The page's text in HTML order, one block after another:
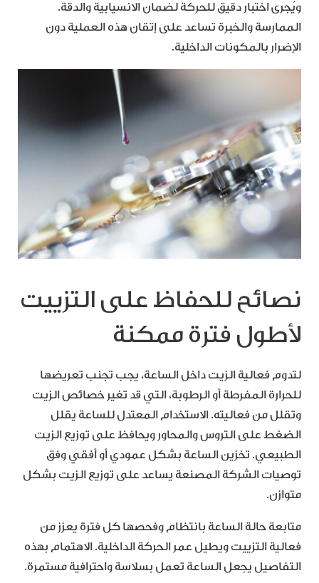
ويُجرى اختبار دقيق للحركة لضمان الانسيابية والدقة.
الممارسة والخبرة تساعد على إتقان هذه العملية دون
الإضرار بالمكونات الداخلية.
نصائح للحفاظ على التزييت
لأطول فترة ممكنة
لتدوم فعالية الزيت داخل الساعة، يجب تجنب تعريضها
للحرارة المفرطة أو الرطوبة، التي قد تغير خصائص الزيت
وتقلل من فعاليته. الاستخدام المعتدل للساعة يقلل
الضغط على التروس والمحاور ويحافظ على توزيع الزيت
الطبيعي. تخزين الساعة بشكل عمودي أو أفقي وفق
توصيات الشركة المصنعة يساعد على توزيع الزيت بشكل
متوازن.
متابعة حالة الساعة بانتظام وفحصها كل فترة يعزز من
فعالية التزييت ويطيل عمر الحركة الداخلية. الاهتمام بهذه
التفاصيل يجعل الساعة تعمل بسلاسة واحترافية مستمرة.